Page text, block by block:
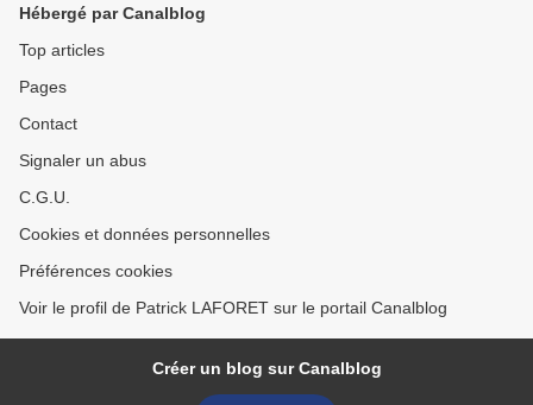
Hébergé par Canalblog
Top articles
Pages
Contact
Signaler un abus
C.G.U.
Cookies et données personnelles
Préférences cookies
Voir le profil de Patrick LAFORET sur le portail Canalblog
Créer un blog sur Canalblog